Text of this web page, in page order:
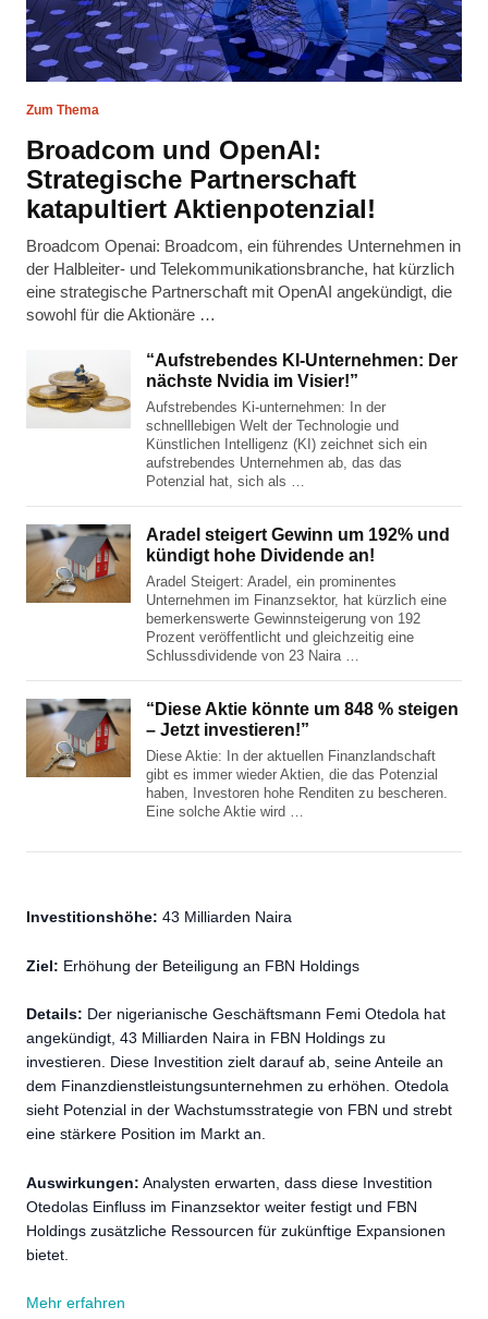
Zum Thema
Broadcom und OpenAI:
Strategische Partnerschaft
katapultiert Aktienpotenzial!
Broadcom Openai: Broadcom, ein führendes Unternehmen in
der Halbleiter- und Telekommunikationsbranche, hat kürzlich
eine strategische Partnerschaft mit OpenAI angekündigt, die
sowohl für die Aktionäre …
“Aufstrebendes KI-Unternehmen: Der
nächste Nvidia im Visier!”
Aufstrebendes Ki-unternehmen: In der
schnelllebigen Welt der Technologie und
Künstlichen Intelligenz (KI) zeichnet sich ein
aufstrebendes Unternehmen ab, das das
Potenzial hat, sich als …
Aradel steigert Gewinn um 192% und
kündigt hohe Dividende an!
Aradel Steigert: Aradel, ein prominentes
Unternehmen im Finanzsektor, hat kürzlich eine
bemerkenswerte Gewinnsteigerung von 192
Prozent veröffentlicht und gleichzeitig eine
Schlussdividende von 23 Naira …
“Diese Aktie könnte um 848 % steigen
– Jetzt investieren!”
Diese Aktie: In der aktuellen Finanzlandschaft
gibt es immer wieder Aktien, die das Potenzial
haben, Investoren hohe Renditen zu bescheren.
Eine solche Aktie wird …
Investitionshöhe: 43 Milliarden Naira
Ziel: Erhöhung der Beteiligung an FBN Holdings
Details: Der nigerianische Geschäftsmann Femi Otedola hat
angekündigt, 43 Milliarden Naira in FBN Holdings zu
investieren. Diese Investition zielt darauf ab, seine Anteile an
dem Finanzdienstleistungsunternehmen zu erhöhen. Otedola
sieht Potenzial in der Wachstumsstrategie von FBN und strebt
eine stärkere Position im Markt an.
Auswirkungen: Analysten erwarten, dass diese Investition
Otedolas Einfluss im Finanzsektor weiter festigt und FBN
Holdings zusätzliche Ressourcen für zukünftige Expansionen
bietet.
Mehr erfahren